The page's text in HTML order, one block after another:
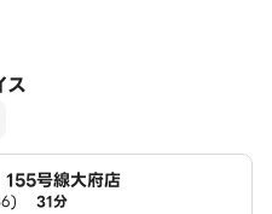
ス
号線大府店
31分